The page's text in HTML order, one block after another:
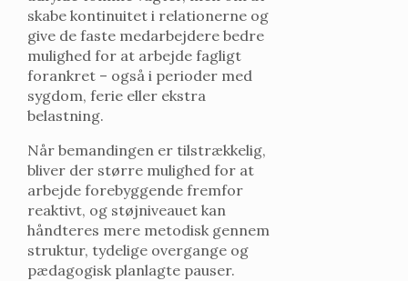
skabe kontinuitet i relationerne og
give de faste medarbejdere bedre
mulighed for at arbejde fagligt
forankret – også i perioder med
sygdom, ferie eller ekstra
belastning.
Når bemandingen er tilstrækkelig,
bliver der større mulighed for at
arbejde forebyggende fremfor
reaktivt, og støjniveauet kan
håndteres mere metodisk gennem
struktur, tydelige overgange og
pædagogisk planlagte pauser.